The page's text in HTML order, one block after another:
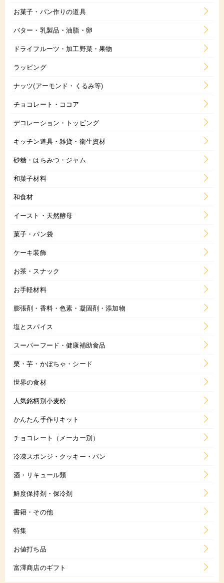
お菓子・パン作りの道具
バター・乳製品・油脂・卵
ドライフルーツ・加工野菜・果物
ラッピング
ナッツ(アーモンド・くるみ等)
チョコレート・ココア
デコレーション・トッピング
キッチン道具・雑貨・衛生資材
砂糖・はちみつ・ジャム
和菓子材料
和食材
イースト・天然酵母
菓子・パン袋
ケーキ装飾
お茶・スナック
お手軽材料
膨張剤・香料・色素・凝固剤・添加物
塩とスパイス
スーパーフード・健康補助食品
栗・芋・かぼちゃ・シード
世界の食材
人気銘柄別小麦粉
かんたん手作りキット
チョコレート（メーカー別）
冷凍スポンジ・クッキー・パン
酒・リキュール類
鮮度保持剤・保冷剤
書籍・その他
特集
お値打ち品
富澤商店のギフト